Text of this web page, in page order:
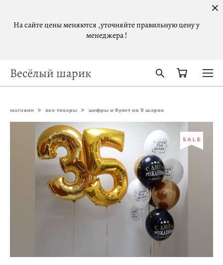
На сайте цены меняются ,уточняйте правильную цену у
менеджера !
Весёлый шарик
магазин > все товары > цифры и букет из 9 шаров
SALE